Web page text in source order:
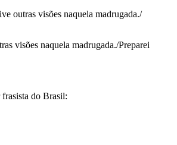
outras visões naquela madrugada./
visões naquela madrugada./Preparei
do Brasil: